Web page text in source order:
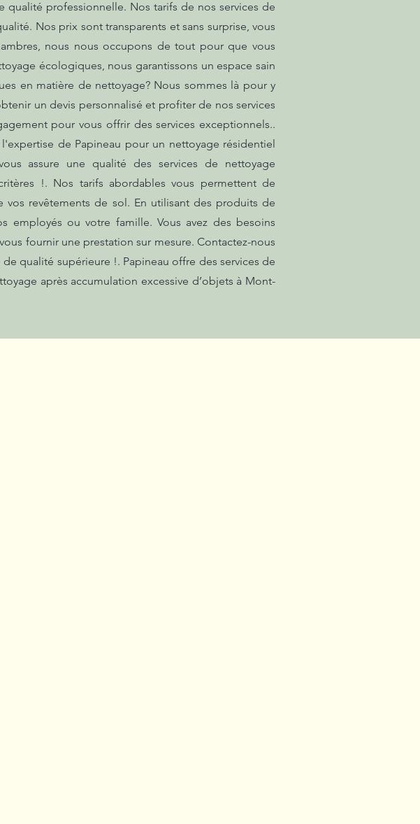
qualité professionnelle. Nos tarifs de nos services de
Nos prix sont transparents et sans surprise, vous
nous nous occupons de tout pour que vous
écologiques, nous garantissons un espace sain
en matière de nettoyage? Nous sommes là pour y
un devis personnalisé et profiter de nos services
pour vous offrir des services exceptionnels..
de Papineau pour un nettoyage résidentiel
assure une qualité des services de nettoyage
!. Nos tarifs abordables vous permettent de
revêtements de sol. En utilisant des produits de
employés ou votre famille. Vous avez des besoins
fournir une prestation sur mesure. Contactez-nous
qualité supérieure !. Papineau offre des services de
après accumulation excessive d’objets à Mont-